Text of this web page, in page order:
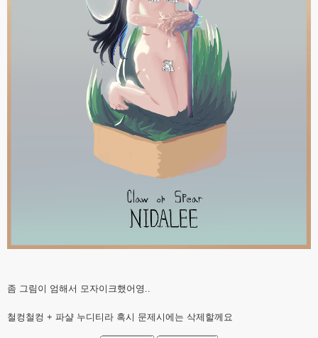
좀 그림이 엄해서 모자이크했어영..
철컹철컹 + 파샬 누디티라 혹시 문제시에는 삭제할께요